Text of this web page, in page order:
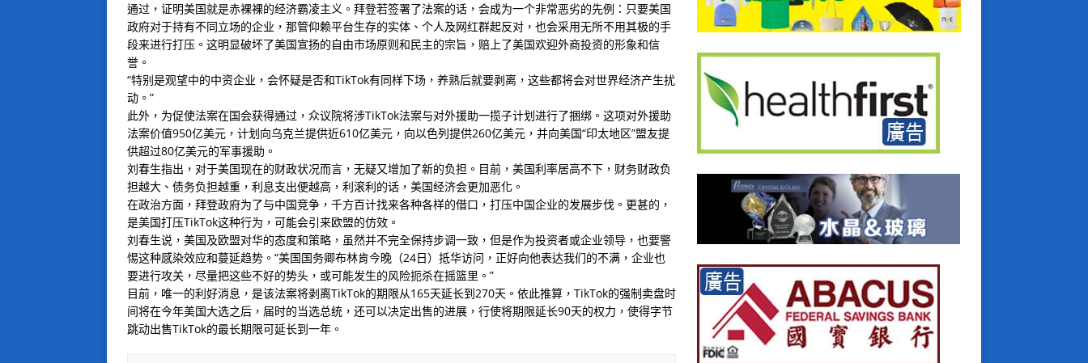
通过，证明美国就是赤裸裸的经济霸凌主义。拜登若签署了法案的话，会成为一个非常恶劣的先例：只要美国
政府对于持有不同立场的企业，那管仰赖平台生存的实体、个人及网红群起反对，也会采用无所不用其极的手
段来进行打压。这明显破坏了美国宣扬的自由市场原则和民主的宗旨，赔上了美国欢迎外商投资的形象和信
誉。
“特别是观望中的中资企业，会怀疑是否和TikTok有同样下场，养熟后就要剥离，这些都将会对世界经济产生扰
动。”
此外，为促使法案在国会获得通过，众议院将涉TikTok法案与对外援助一揽子计划进行了捆绑。这项对外援助
法案价值950亿美元，计划向乌克兰提供近610亿美元，向以色列提供260亿美元，并向美国“印太地区”盟友提
供超过80亿美元的军事援助。
刘春生指出，对于美国现在的财政状况而言，无疑又增加了新的负担。目前，美国利率居高不下，财务财政负
担越大、债务负担越重，利息支出便越高，利滚利的话，美国经济会更加恶化。
在政治方面，拜登政府为了与中国竞争，千方百计找来各种各样的借口，打压中国企业的发展步伐。更甚的，
是美国打压TikTok这种行为，可能会引来欧盟的仿效。
刘春生说，美国及欧盟对华的态度和策略，虽然并不完全保持步调一致，但是作为投资者或企业领导，也要警
惕这种感染效应和蔓延趋势。“美国国务卿布林肯今晚（24日）抵华访问，正好向他表达我们的不满，企业也
要进行攻关，尽量把这些不好的势头，或可能发生的风险扼杀在摇篮里。”
目前，唯一的利好消息，是该法案将剥离TikTok的期限从165天延长到270天。依此推算，TikTok的强制卖盘时
间将在今年美国大选之后，届时的当选总统，还可以决定出售的进展，行使将期限延长90天的权力，使得字节
跳动出售TikTok的最长期限可延长到一年。